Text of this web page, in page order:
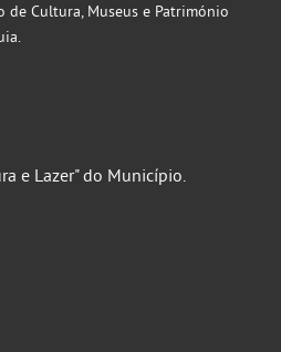
de Cultura, Museus e Património
e Lazer" do Município.